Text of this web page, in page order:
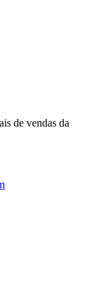
de vendas da